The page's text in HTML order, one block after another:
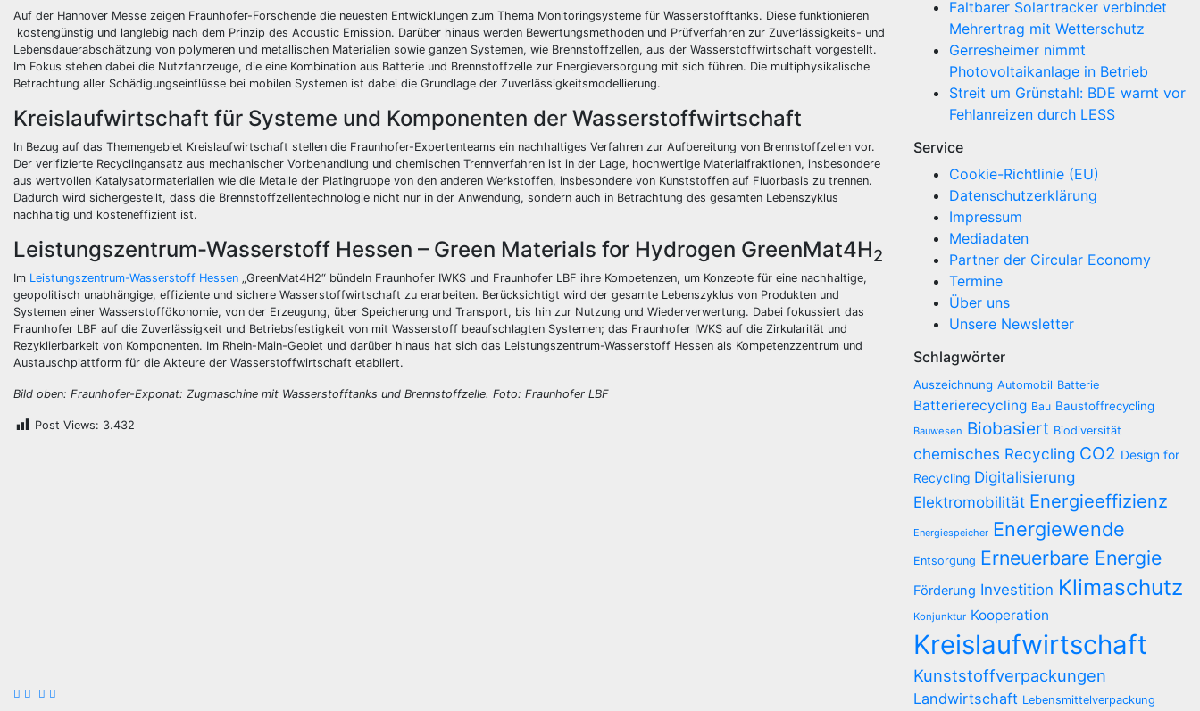
Auf der Hannover Messe zeigen Fraunhofer-Forschende die neuesten Entwicklungen zum Thema Monitoringsysteme für Wasserstofftanks. Diese funktionieren
kostengünstig und langlebig nach dem Prinzip des Acoustic Emission. Darüber hinaus werden Bewertungsmethoden und Prüfverfahren zur Zuverlässigkeits- und
Lebensdauerabschätzung von polymeren und metallischen Materialien sowie ganzen Systemen, wie Brennstoffzellen, aus der Wasserstoffwirtschaft vorgestellt.
Im Fokus stehen dabei die Nutzfahrzeuge, die eine Kombination aus Batterie und Brennstoffzelle zur Energieversorgung mit sich führen. Die multiphysikalische
Betrachtung aller Schädigungseinflüsse bei mobilen Systemen ist dabei die Grundlage der Zuverlässigkeitsmodellierung.
Kreislaufwirtschaft für Systeme und Komponenten der Wasserstoffwirtschaft
In Bezug auf das Themengebiet Kreislaufwirtschaft stellen die Fraunhofer-Expertenteams ein nachhaltiges Verfahren zur Aufbereitung von Brennstoffzellen vor.
Der verifizierte Recyclingansatz aus mechanischer Vorbehandlung und chemischen Trennverfahren ist in der Lage, hochwertige Materialfraktionen, insbesondere
aus wertvollen Katalysatormaterialien wie die Metalle der Platingruppe von den anderen Werkstoffen, insbesondere von Kunststoffen auf Fluorbasis zu trennen.
Dadurch wird sichergestellt, dass die Brennstoffzellentechnologie nicht nur in der Anwendung, sondern auch in Betrachtung des gesamten Lebenszyklus
nachhaltig und kosteneffizient ist.
Leistungszentrum-Wasserstoff Hessen – Green Materials for Hydrogen GreenMat4H2
Im Leistungszentrum-Wasserstoff Hessen „GreenMat4H2“ bündeln Fraunhofer IWKS und Fraunhofer LBF ihre Kompetenzen, um Konzepte für eine nachhaltige,
geopolitisch unabhängige, effiziente und sichere Wasserstoffwirtschaft zu erarbeiten. Berücksichtigt wird der gesamte Lebenszyklus von Produkten und
Systemen einer Wasserstoffökonomie, von der Erzeugung, über Speicherung und Transport, bis hin zur Nutzung und Wiederverwertung. Dabei fokussiert das
Fraunhofer LBF auf die Zuverlässigkeit und Betriebsfestigkeit von mit Wasserstoff beaufschlagten Systemen; das Fraunhofer IWKS auf die Zirkularität und
Rezyklierbarkeit von Komponenten. Im Rhein-Main-Gebiet und darüber hinaus hat sich das Leistungszentrum-Wasserstoff Hessen als Kompetenzzentrum und
Austauschplattform für die Akteure der Wasserstoffwirtschaft etabliert.
Bild oben: Fraunhofer-Exponat: Zugmaschine mit Wasserstofftanks und Brennstoffzelle. Foto: Fraunhofer LBF
Post Views: 3.432
Faltbarer Solartracker verbindet
Mehrertrag mit Wetterschutz
Gerresheimer nimmt
Photovoltaikanlage in Betrieb
Streit um Grünstahl: BDE warnt vor
Fehlanreizen durch LESS
Service
Cookie-Richtlinie (EU)
Datenschutzerklärung
Impressum
Mediadaten
Partner der Circular Economy
Termine
Über uns
Unsere Newsletter
Schlagwörter
Auszeichnung Automobil Batterie
Batterierecycling Bau Baustoffrecycling
Bauwesen Biobasiert Biodiversität
chemisches Recycling CO2 Design for
Recycling Digitalisierung
Elektromobilität Energieeffizienz
Energiespeicher Energiewende
Entsorgung Erneuerbare Energie
Förderung Investition Klimaschutz
Konjunktur Kooperation
Kreislaufwirtschaft
Kunststoffverpackungen
Landwirtschaft Lebensmittelverpackung